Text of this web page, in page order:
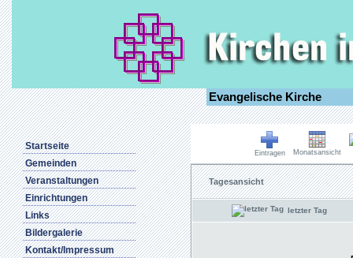
Evangelische Kirche
Startseite
Gemeinden
Veranstaltungen
Einrichtungen
Links
Bildergalerie
Kontakt/Impressum
Eintragen Monatsansicht
Tagesansicht
letzter Tag